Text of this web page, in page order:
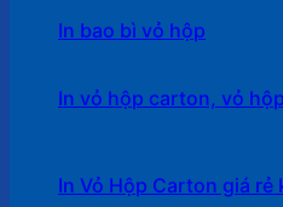
In bao bì vỏ hộp
In vỏ hộp carton, vỏ
In Vỏ Hộp Carton giá rẻ